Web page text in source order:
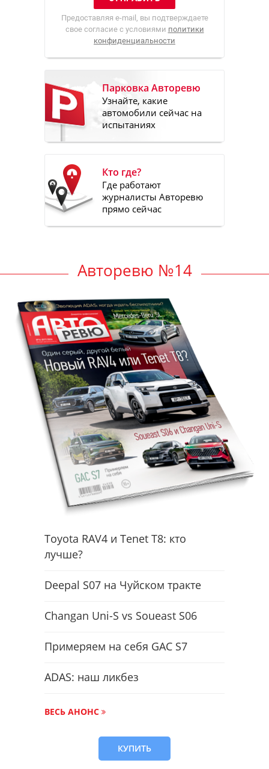
Предоставляя e-mail, вы подтверждаете
свое согласие с условиями политики
конфиденциальности
Парковка Авторевю
Узнайте, какие
автомобили сейчас на
испытаниях
Кто где?
Где работают
журналисты Авторевю
прямо сейчас
Авторевю №14
Toyota RAV4 и Tenet T8: кто
лучше?
Deepal S07 на Чуйском тракте
Changan Uni-S vs Soueast S06
Примеряем на себя GAC S7
ADAS: наш ликбез
ВЕСЬ АНОНС
КУПИТЬ